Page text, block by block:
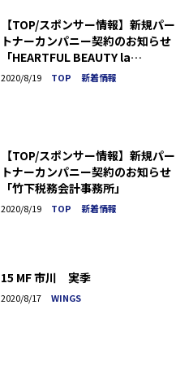
【TOP/スポンサー情報】新規パー
トナーカンパニー契約のお知らせ
「HEARTFUL BEAUTY la
briller」
2020/8/19 TOP 新着情報
【TOP/スポンサー情報】新規パー
トナーカンパニー契約のお知らせ
「竹下税務会計事務所」
2020/8/19 TOP 新着情報
15 MF 市川 実季
2020/8/17 WINGS